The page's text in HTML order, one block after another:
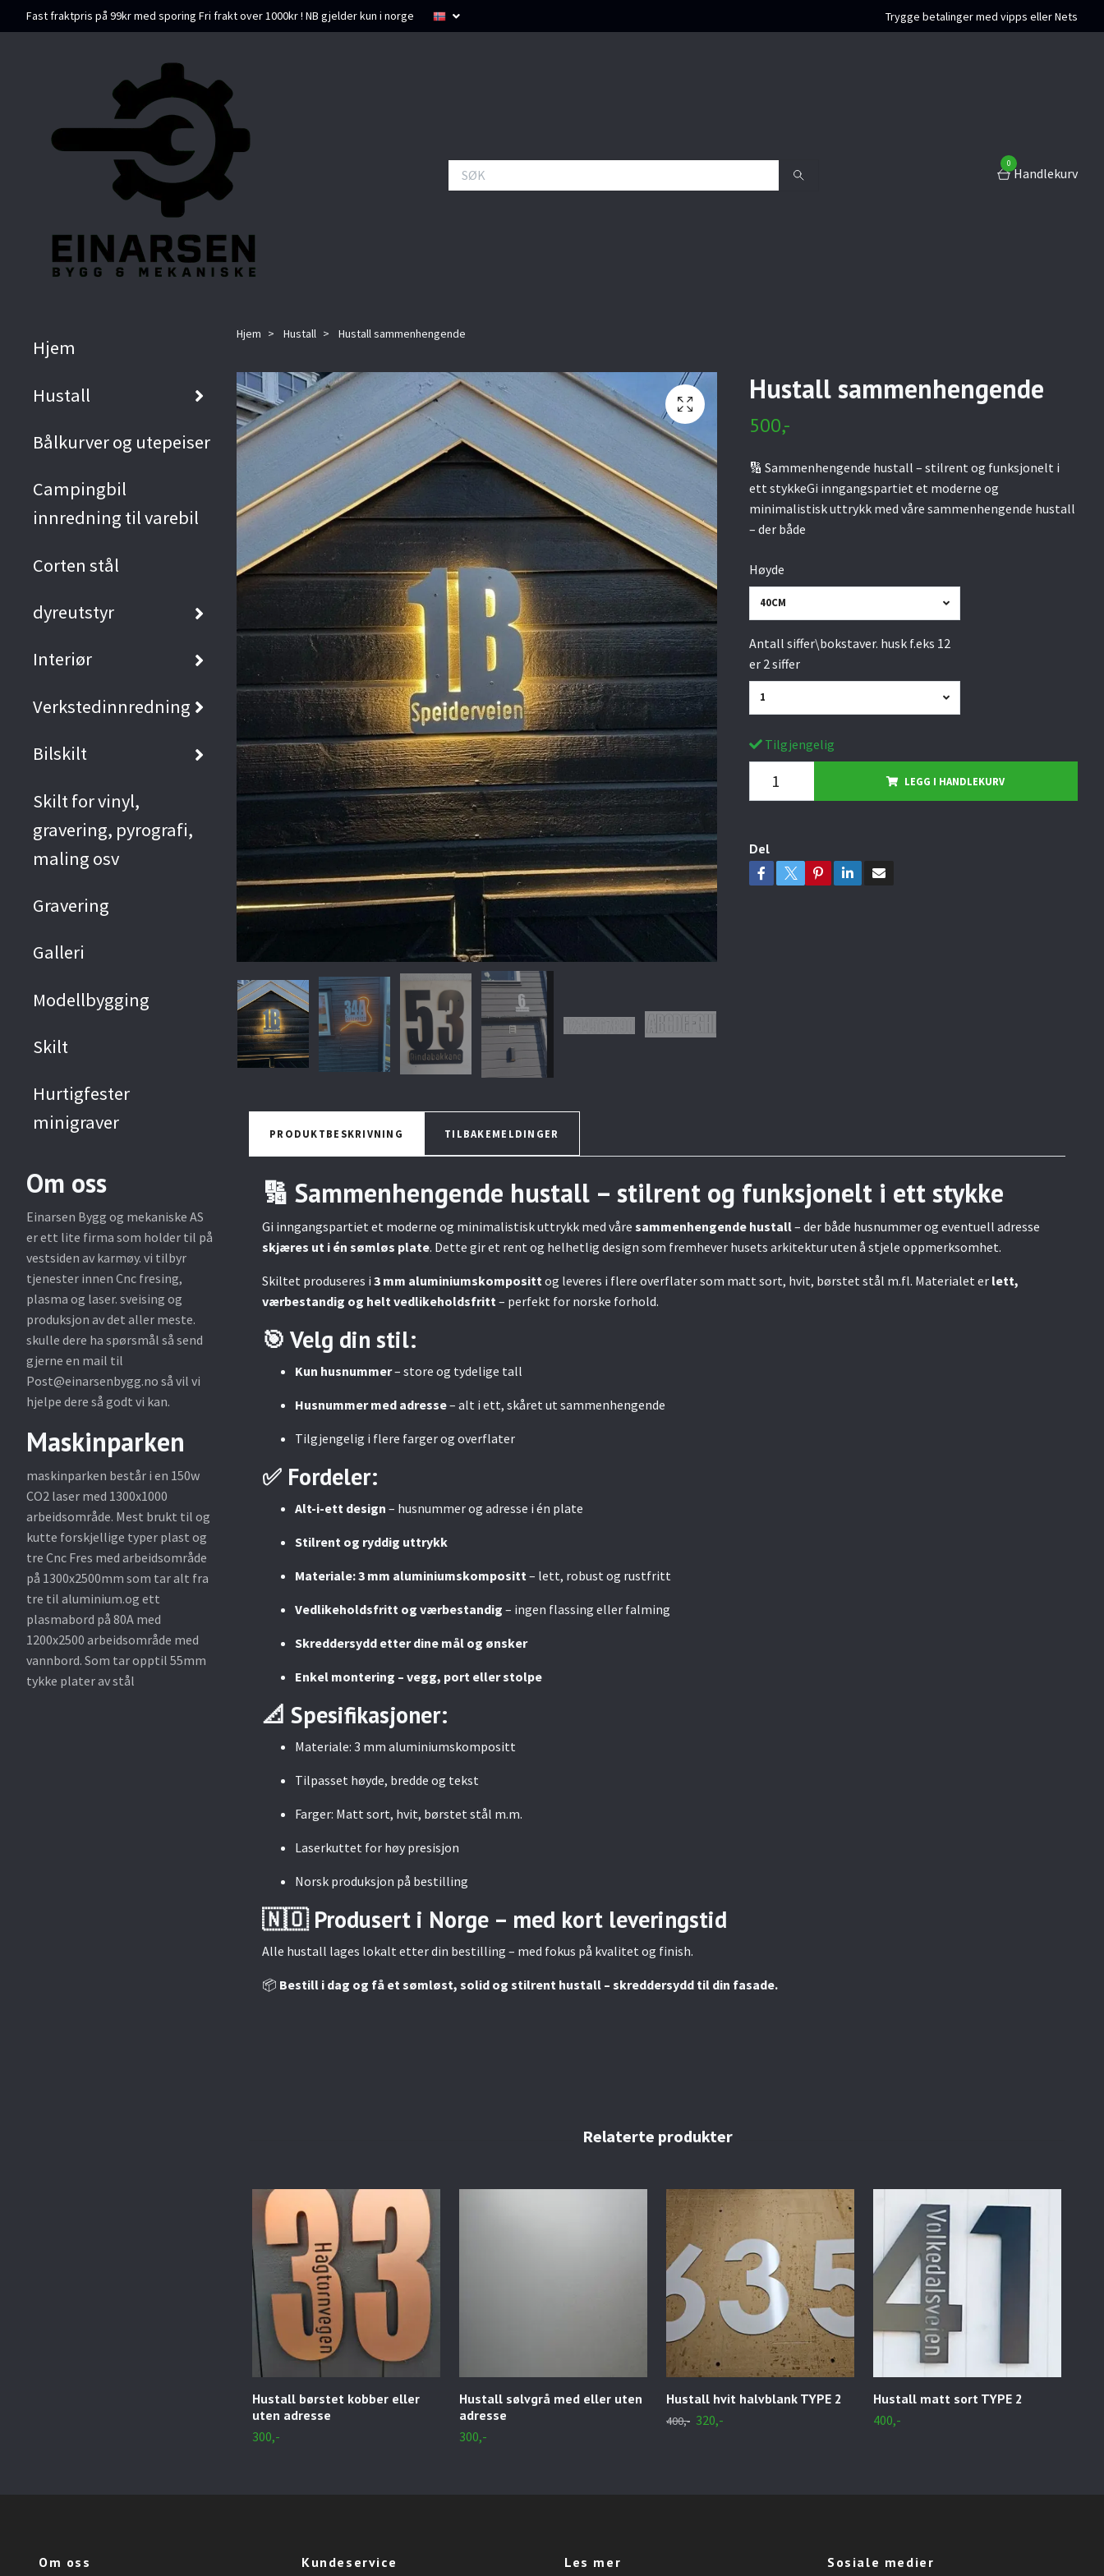
Fast fraktpris på 99kr med sporing Fri frakt over 1000kr ! NB gjelder kun i norge Trygge betalinger med vipps eller Nets
0
Handlekurv
Hjem
Hustall
Bålkurver og utepeiser
Campingbil
innredning til varebil
Corten stål
dyreutstyr
Interiør
Verkstedinnredning
Bilskilt
Skilt for vinyl,
gravering, pyrografi,
maling osv
Gravering
Galleri
Modellbygging
Skilt
Hurtigfester
minigraver
Om oss
Einarsen Bygg og mekaniske AS
er ett lite firma som holder til på
vestsiden av karmøy. vi tilbyr
tjenester innen Cnc fresing,
plasma og laser. sveising og
produksjon av det aller meste.
skulle dere ha spørsmål så send
gjerne en mail til
Post@einarsenbygg.no så vil vi
hjelpe dere så godt vi kan.
Maskinparken
maskinparken består i en 150w
CO2 laser med 1300x1000
arbeidsområde. Mest brukt til og
kutte forskjellige typer plast og
tre Cnc Fres med arbeidsområde
på 1300x2500mm som tar alt fra
tre til aluminium.og ett
plasmabord på 80A med
1200x2500 arbeidsområde med
vannbord. Som tar opptil 55mm
tykke plater av stål
Hjem Hustall Hustall sammenhengende
Hustall sammenhengende
500,-
🔢 Sammenhengende hustall – stilrent og funksjonelt i
ett stykkeGi inngangspartiet et moderne og
minimalistisk uttrykk med våre sammenhengende hustall
– der både
Høyde
40CM
Antall siffer\bokstaver. husk f.eks 12
er 2 siffer
1
Tilgjengelig
LEGG I HANDLEKURV
Del
PRODUKTBESKRIVNING TILBAKEMELDINGER
🔢 Sammenhengende hustall – stilrent og funksjonelt i ett stykke
Gi inngangspartiet et moderne og minimalistisk uttrykk med våre sammenhengende hustall– der både husnummer og eventuell adresse
skjæres ut i én sømløs plate. Dette gir et rent og helhetlig design som fremhever husets arkitektur uten å stjele oppmerksomhet.
Skiltet produseres i 3 mm aluminiumskompositt og leveres i flere overflater som matt sort, hvit, børstet stål m.fl. Materialet er lett,
værbestandig og helt vedlikeholdsfritt – perfekt for norske forhold.
🎯 Velg din stil:
Kun husnummer– store og tydelige tall
Husnummer med adresse– alt i ett, skåret ut sammenhengende
Tilgjengelig i flere farger og overflater
✅ Fordeler:
Alt-i-ett design – husnummer og adresse i én plate
Stilrent og ryddig uttrykk
Materiale: 3 mm aluminiumskompositt – lett, robust og rustfritt
Vedlikeholdsfritt og værbestandig – ingen flassing eller falming
Skreddersydd etter dine mål og ønsker
Enkel montering – vegg, port eller stolpe
📐 Spesifikasjoner:
Materiale: 3 mm aluminiumskompositt
Tilpasset høyde, bredde og tekst
Farger: Matt sort, hvit, børstet stål m.m.
Laserkuttet for høy presisjon
Norsk produksjon på bestilling
🇳🇴 Produsert i Norge – med kort leveringstid
Alle hustall lages lokalt etter din bestilling – med fokus på kvalitet og finish.
📦 Bestill i dag og få et sømløst, solid og stilrent hustall – skreddersydd til din fasade.
Hustall børstet kobber eller
uten adresse
300,-
Hustall sølvgrå med eller uten
adresse
300,-
Hustall hvit halvblank TYPE 2
400,- 320,-
Hustall matt sort TYPE 2
400,-
Om oss Kundeservice Les mer Sosiale medier